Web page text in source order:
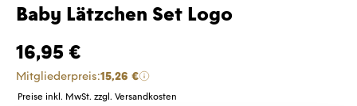
Baby Lätzchen Set Logo
16,95 €
Mitgliederpreis:15,26 €
Preise inkl. MwSt. zzgl. Versandkosten